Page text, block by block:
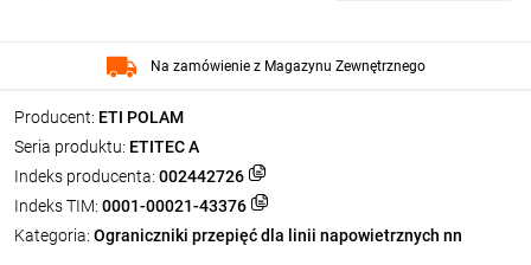
Producent: ETI POLAM
Seria produktu: ETITEC A
Indeks producenta: 002442726
Indeks TIM: 0001-00021-43376
Kategoria: Ograniczniki przepięć dla linii napowietrznych nn
Na zamówienie z Magazynu Zewnętrznego